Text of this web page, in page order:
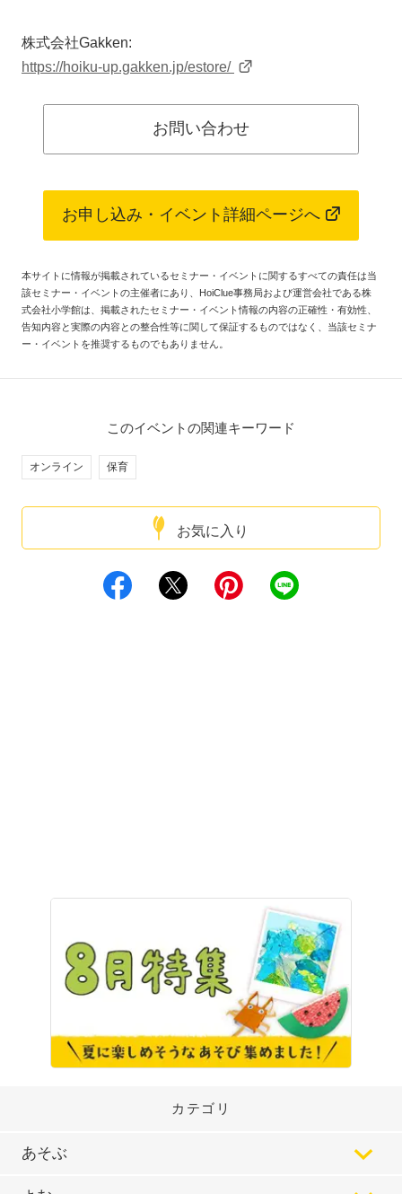
株式会社Gakken:
https://hoiku-up.gakken.jp/estore/
お問い合わせ
お申し込み・イベント詳細ページへ
本サイトに情報が掲載されているセミナー・イベントに関するすべての責任は当
該セミナー・イベントの主催者にあり、HoiClue事務局および運営会社である株
式会社小学館は、掲載されたセミナー・イベント情報の内容の正確性・有効性、
告知内容と実際の内容との整合性等に関して保証するものではなく、当該セミナ
ー・イベントを推奨するものでもありません。
お気に入り
このイベントの関連キーワード
オンライン 保育
カテゴリ
あそぶ